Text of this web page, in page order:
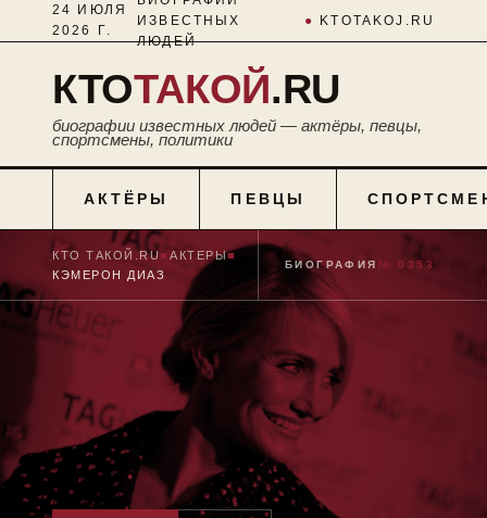
24 ИЮЛЯ
2026 Г.
ИЗВЕСТНЫХ
ЛЮДЕЙ
● KTOTAKOJ.RU
КТОТАКОЙ.RU
биографии известных людей — актёры, певцы,
спортсмены, политики
АКТЁРЫ ПЕВЦЫ
КТО ТАКОЙ.RU■АКТЕРЫ■
КЭМЕРОН ДИАЗ
БИОГРАФИЯ № 0353